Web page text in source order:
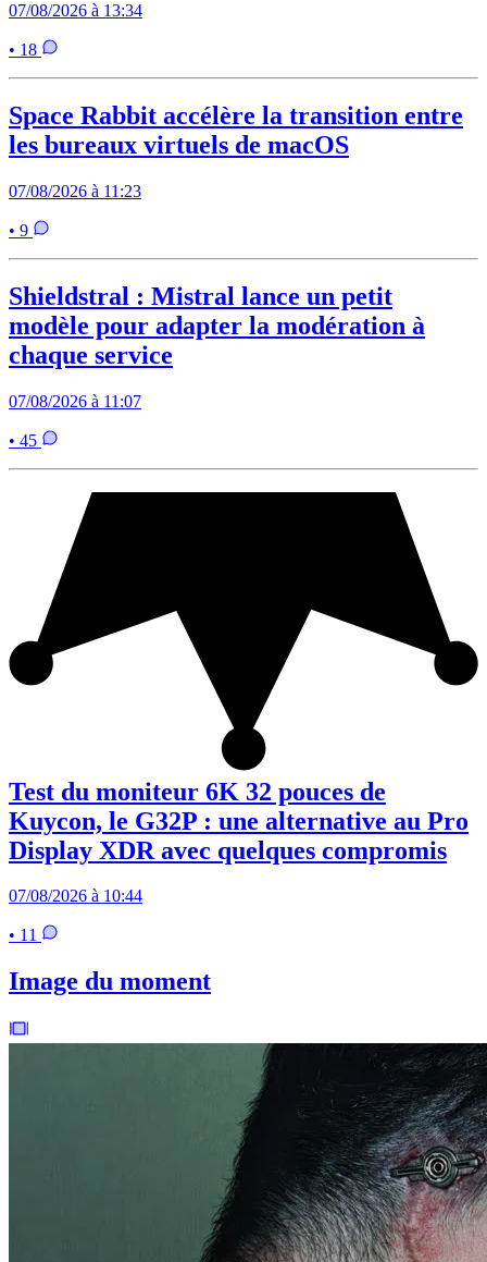
07/08/2026 à 13:34
• 18
Space Rabbit accélère la transition entre
les bureaux virtuels de macOS
07/08/2026 à 11:23
• 9
Shieldstral : Mistral lance un petit
modèle pour adapter la modération à
chaque service
07/08/2026 à 11:07
• 45
Test du moniteur 6K 32 pouces de
Kuycon, le G32P : une alternative au Pro
Display XDR avec quelques compromis
07/08/2026 à 10:44
• 11
Image du moment